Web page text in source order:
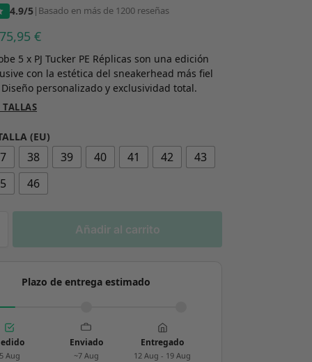
4.9/5| Basado en más de 1200 reseñas
75,95€
5 x PJ Tucker PE Réplicas son una edición
con la estética del sneakerhead más fiel
personalizado y exclusividad total.
(EU)
38 39 40 41 42
43
46
Añadir al carrito
Plazo de entrega estimado
Aug
Enviado
~7 Aug
Entregado
12 Aug - 19 Aug